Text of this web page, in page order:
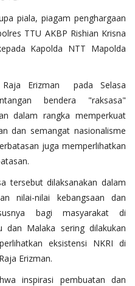
piala, piagam penghargaan
TTU AKBP Rishian Krisna
Kapolda NTT Mapolda
Erizman pada Selasa
bendera "raksasa"
dalam rangka memperkuat
dan semangat nasionalisme
juga memperlihatkan
tersebut dilaksanakan dalam
nilai-nilai kebangsaan dan
bagi masyarakat di
dan Malaka sering dilakukan
eksistensi NKRI di
Erizman.
inspirasi pembuatan dan